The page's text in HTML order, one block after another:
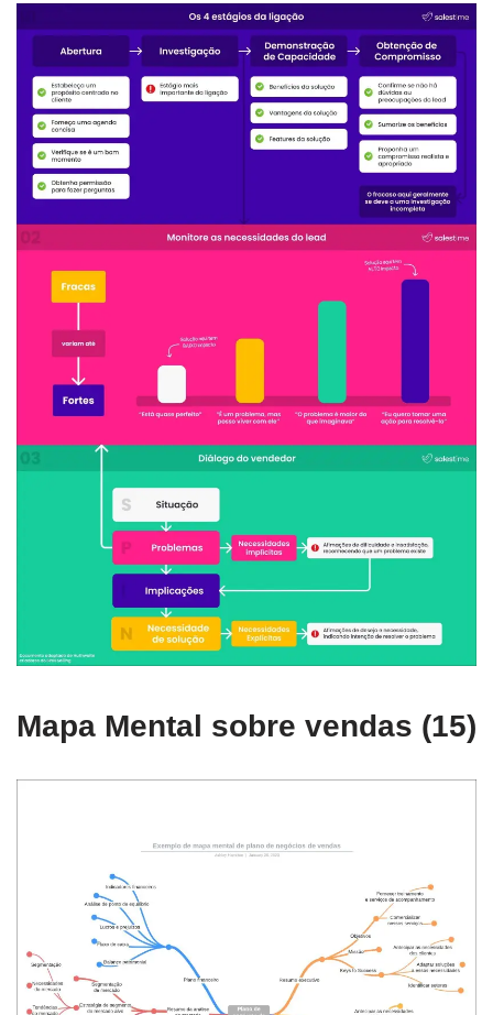
Mapa Mental sobre vendas (15)